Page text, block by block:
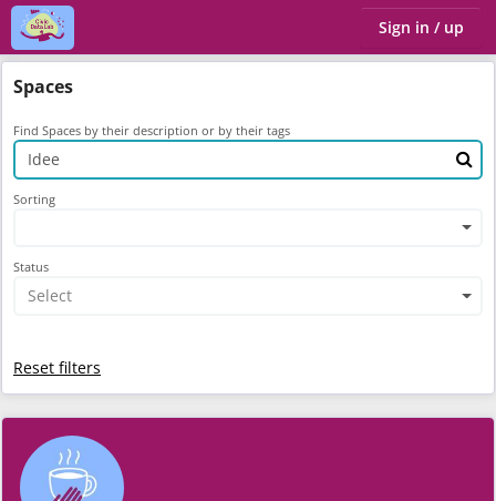
Sign in / up
Spaces
Find Spaces by their description or by their tags
Sorting
Status
Select
Reset filters